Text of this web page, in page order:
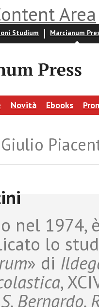
Area
Studium Marcianum
Novità Ebooks
nel 1974,
lo
» di
,
S. Bernardo.